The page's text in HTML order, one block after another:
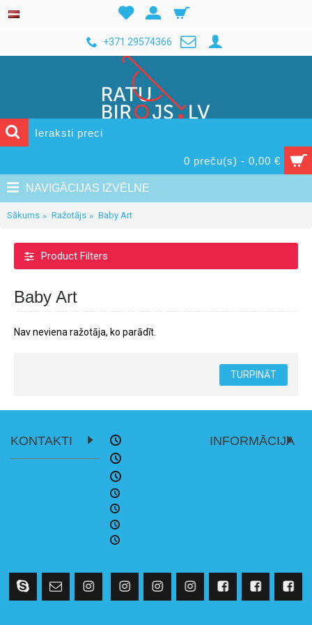
+371 29574366
0 preču(s) - 0,00 €
NAVIGĀCIJAS IZVĒLNE
Sākums Ražotājs Baby Art
Product Filters
Baby Art
Nav neviena ražotāja, ko parādīt.
TURPINĀT
KONTAKTI INFORMĀCIJA